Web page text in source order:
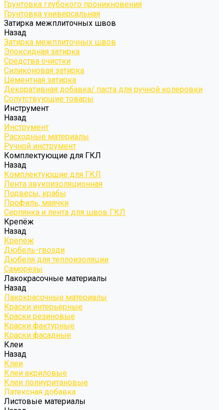
Грунтовка глубокого проникновения
Грунтовка универсальная
Затирка межплиточных швов
Назад
Затирка межплиточных швов
Эпоксидная затирка
Средства очистки
Силиконовая затирка
Цементная затирка
Декоративная добавка/ паста для ручной колеровки
Сопутствующие товары
Инструмент
Назад
Инструмент
Расходные материалы
Ручной инструмент
Комплектующие для ГКЛ
Назад
Комплектующие для ГКЛ
Лента звукоизоляционная
Подвесы, крабы
Профиль, маячки
Серпянка и лента для швов ГКЛ
Крепёж
Назад
Крепёж
Дюбель-гвозди
Дюбеля для теплоизоляции
Саморезы
Лакокрасочные материалы
Назад
Лакокрасочные материалы
Краски интерьерные
Краски резиновые
Краски фактурные
Краски фасадные
Клеи
Назад
Клеи
Клеи акриловые
Клеи полиуритановые
Латексная добавка
Листовые материалы